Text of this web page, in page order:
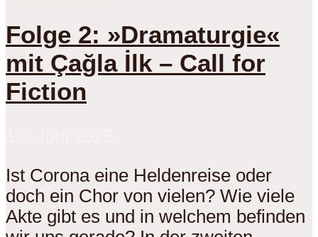
Folge 2: »Dramaturgie«
mit Çağla İlk – Call for
Fiction
Ist Corona eine Heldenreise oder
doch ein Chor von vielen? Wie viele
Akte gibt es und in welchem befinden